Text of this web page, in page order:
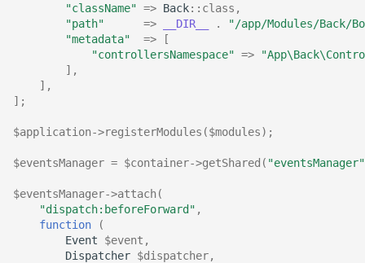
"className" => Back:: class ,
"path"
=> __DIR__ .
"/app/Modules/Back/
"metadata"
=>
[
"controllersNamespace" =>
],
],
];
$application->registerModules ($modules);
$eventsManager = $container->getShared ( "eventsManager"
$eventsManager->attach(
"dispatch:beforeForward" ,
function
(
Event
$event ,
Dispatcher $dispatcher,